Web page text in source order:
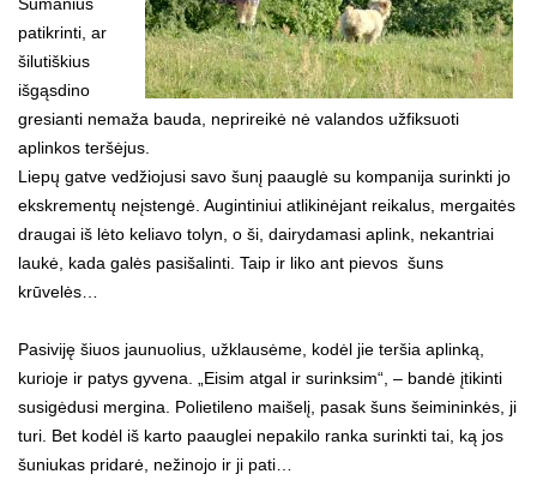
patikrinti, ar
šilutiškius
išgąsdino
gresianti nemaža bauda, neprireikė nė valandos užfiksuoti
aplinkos teršėjus.
Liepų gatve vedžiojusi savo šunį paauglė su kompanija surinkti jo
ekskrementų neįstengė. Augintiniui atlikinėjant reikalus, mergaitės
draugai iš lėto keliavo tolyn, o ši, dairydamasi aplink, nekantriai
laukė, kada galės pasišalinti. Taip ir liko ant pievos šuns
krūvelės…
Pasiviję šiuos jaunuolius, užklausėme, kodėl jie teršia aplinką,
kurioje ir patys gyvena. „Eisim atgal ir surinksim“, – bandė įtikinti
susigėdusi mergina. Polietileno maišelį, pasak šuns šeimininkės, ji
turi. Bet kodėl iš karto paauglei nepakilo ranka surinkti tai, ką jos
šuniukas pridarė, nežinojo ir ji pati…